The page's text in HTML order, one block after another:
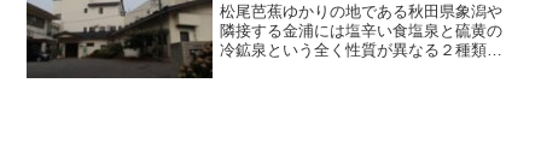
松尾芭蕉ゆかりの地である秋田県象潟や
隣接する金浦には塩辛い食塩泉と硫黄の
冷鉱泉という全く性質が異なる２種類の